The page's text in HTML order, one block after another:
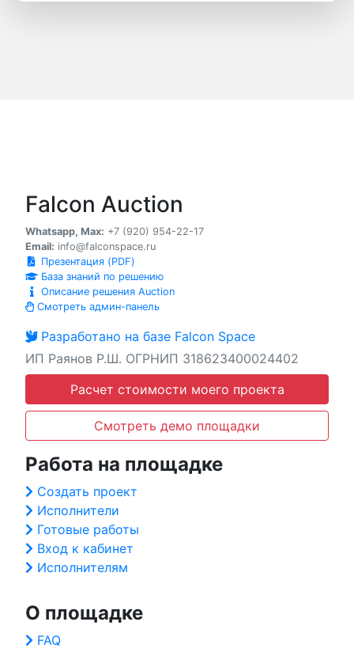
Falcon Auction
Whatsapp, Max: +7 (920) 954-22-17
Email: info@falconspace.ru
Презентация (PDF)
База знаний по решению
Описание решения Auction
Смотреть админ-панель
Разработано на базе Falcon Space
ИП Раянов Р.Ш. ОГРНИП 318623400024402
Расчет стоимости моего проекта
Смотреть демо площадки
Работа на площадке
Создать проект
Исполнители
Готовые работы
Вход к кабинет
Исполнителям
О площадке
FAQ